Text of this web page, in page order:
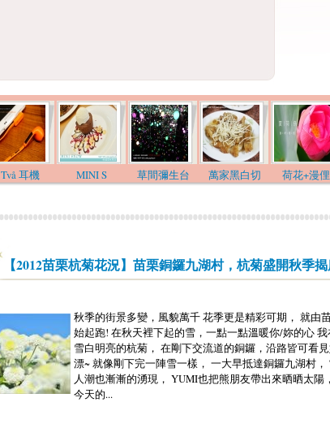
Två 耳機 MINI S 草間彌生台 萬家黑白切 荷花+漫俚
【2012苗栗杭菊花況】苗栗銅鑼九湖村，杭菊盛開秋季
秋季的街景多變，風貌萬千 花季更是精彩可期， 就由
始起跑! 在秋天裡下起的雪，一點一點溫暖你/妳的心
雪白明亮的杭菊， 在剛下交流道的銅鑼，沿路皆可看
漂~ 就像剛下完一陣雪一樣， 一大早抵達銅鑼九湖村
人潮也漸漸的湧現， YUMI也把熊朋友帶出來晒晒太陽
今天的...